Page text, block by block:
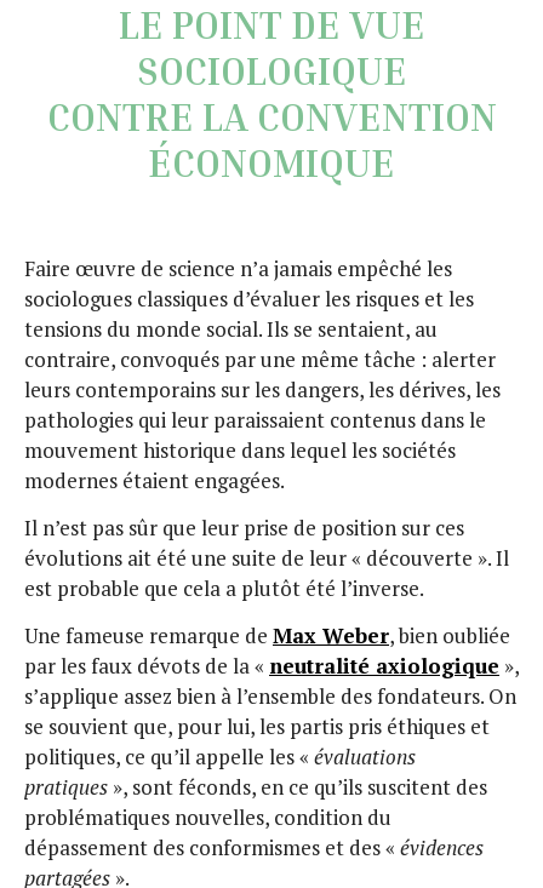
LE POINT DE VUE
SOCIOLOGIQUE
CONTRE LA CONVENTION
ÉCONOMIQUE
Faire œuvre de science n’a jamais empêché les
sociologues classiques d’évaluer les risques et les
tensions du monde social. Ils se sentaient, au
contraire, convoqués par une même tâche : alerter
leurs contemporains sur les dangers, les dérives, les
pathologies qui leur paraissaient contenus dans le
mouvement historique dans lequel les sociétés
modernes étaient engagées.
Il n’est pas sûr que leur prise de position sur ces
évolutions ait été une suite de leur « découverte ». Il
est probable que cela a plutôt été l’inverse.
Une fameuse remarque de Max Weber, bien oubliée
par les faux dévots de la « neutralité axiologique »,
s’applique assez bien à l’ensemble des fondateurs. On
se souvient que, pour lui, les partis pris éthiques et
politiques, ce qu’il appelle les « évaluations
pratiques », sont féconds, en ce qu’ils suscitent des
problématiques nouvelles, condition du
dépassement des conformismes et des « évidences
partagées ».